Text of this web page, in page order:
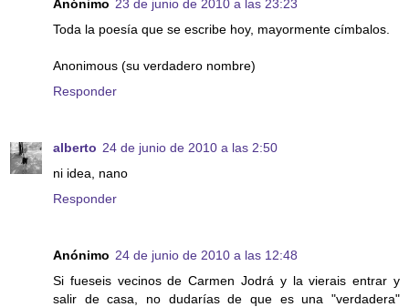
Anónimo 23 de junio de 2010 a las 23:23
Toda la poesía que se escribe hoy, mayormente címbalos.
Anonimous (su verdadero nombre)
Responder
alberto 24 de junio de 2010 a las 2:50
ni idea, nano
Responder
Anónimo 24 de junio de 2010 a las 12:48
Si fueseis vecinos de Carmen Jodrá y la vierais entrar y
salir de casa, no dudarías de que es una "verdadera"